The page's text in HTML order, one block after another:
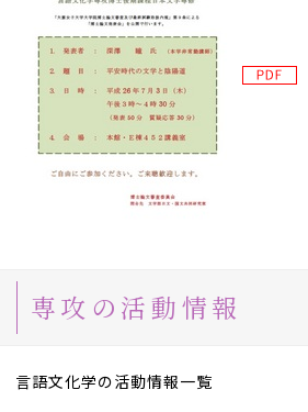
専攻の活動情報
言語文化学の活動情報一覧